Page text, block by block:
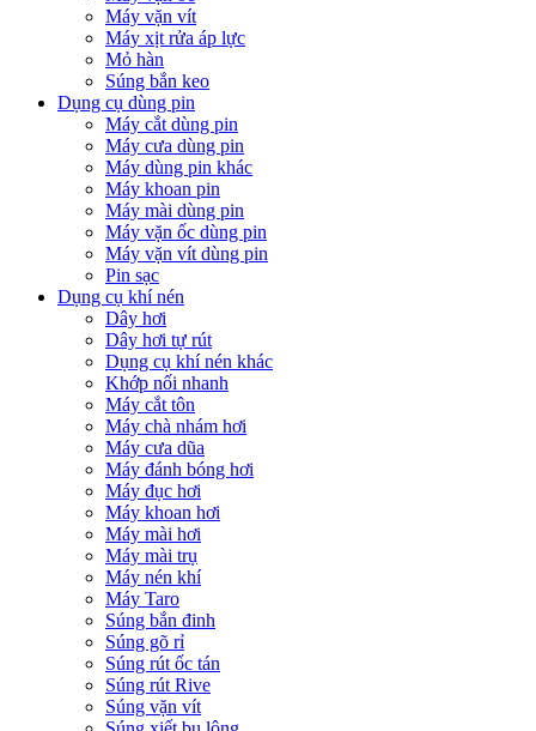
Máy vặn vít
Máy xịt rửa áp lực
Mỏ hàn
Súng bắn keo
Dụng cụ dùng pin
Máy cắt dùng pin
Máy cưa dùng pin
Máy dùng pin khác
Máy khoan pin
Máy mài dùng pin
Máy vặn ốc dùng pin
Máy vặn vít dùng pin
Pin sạc
Dụng cụ khí nén
Dây hơi
Dây hơi tự rút
Dụng cụ khí nén khác
Khớp nối nhanh
Máy cắt tôn
Máy chà nhám hơi
Máy cưa dũa
Máy đánh bóng hơi
Máy đục hơi
Máy khoan hơi
Máy mài hơi
Máy mài trụ
Máy nén khí
Máy Taro
Súng bắn đinh
Súng gõ rỉ
Súng rút ốc tán
Súng rút Rive
Súng vặn vít